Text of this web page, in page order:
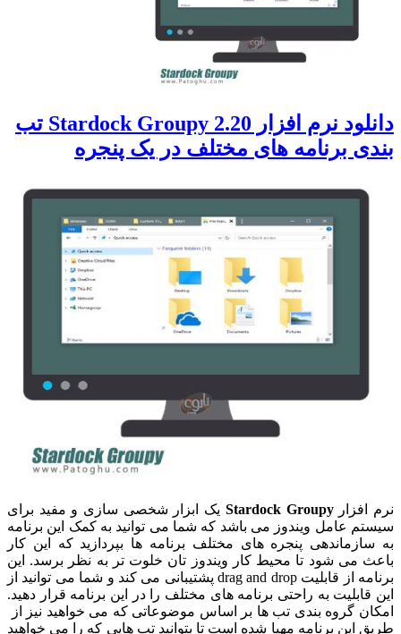
دانلود نرم افزار Stardock Groupy 2.20 تب
بندی برنامه های مختلف در یک پنجره
نرم افزارStardock Groupy یک ابزار شخصی سازی و مفید برای
سیستم عامل ویندوز می باشد که شما می توانید به کمک این برنامه
به سازماندهی پنجره های مختلف برنامه ها بپردازید که این کار
باعث می شود تا محیط کار ویندوز تان خلوت تر به نظر برسد. این
برنامه از قابلیت drag and drop پشتیبانی می کند و شما می توانید از
این قابلیت به راحتی برنامه های مختلف را در این برنامه قرار دهید.
امکان گروه بندی تب ها بر اساس موضوعاتی که می خواهید نیز از
طریق این برنامه مهیا شده است تا بتوانید تب هایی که را می خواهید